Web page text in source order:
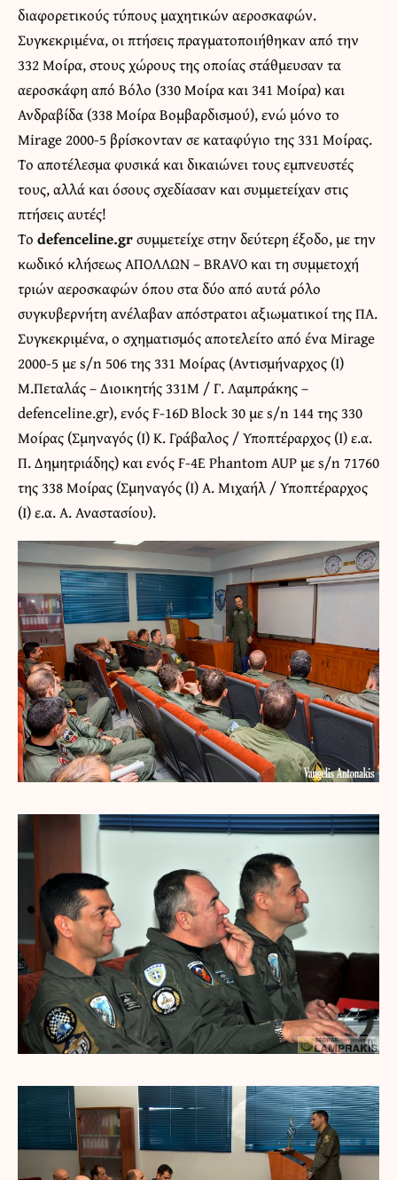
διαφορετικούς τύπους μαχητικών αεροσκαφών.
Συγκεκριμένα, οι πτήσεις πραγματοποιήθηκαν από την
332 Μοίρα, στους χώρους της οποίας στάθμευσαν τα
αεροσκάφη από Βόλο (330 Μοίρα και 341 Μοίρα) και
Ανδραβίδα (338 Μοίρα Βομβαρδισμού), ενώ μόνο το
Mirage 2000-5 βρίσκονταν σε καταφύγιο της 331 Μοίρας.
Το αποτέλεσμα φυσικά και δικαιώνει τους εμπνευστές
τους, αλλά και όσους σχεδίασαν και συμμετείχαν στις
πτήσεις αυτές!
Το defenceline.grσυμμετείχε στην δεύτερη έξοδο, με την
κωδικό κλήσεως ΑΠΟΛΛΩΝ – BRAVO και τη συμμετοχή
τριών αεροσκαφών όπου στα δύο από αυτά ρόλο
συγκυβερνήτη ανέλαβαν απόστρατοι αξιωματικοί της ΠΑ.
Συγκεκριμένα, ο σχηματισμός αποτελείτο από ένα Mirage
2000-5 με s/n 506 της 331 Μοίρας (Αντισμήναρχος (Ι)
Μ.Πεταλάς – Διοικητής 331Μ / Γ. Λαμπράκης –
defenceline.gr), ενός F-16D Block 30 με s/n 144 της 330
Μοίρας (Σμηναγός (Ι) Κ. Γράβαλος / Υποπτέραρχος (Ι) ε.α.
Π. Δημητριάδης) και ενός F-4E Phantom AUP με s/n 71760
της 338 Μοίρας (Σμηναγός (Ι) A. Μιχαήλ / Υποπτέραρχος
(Ι) ε.α. Α. Αναστασίου).